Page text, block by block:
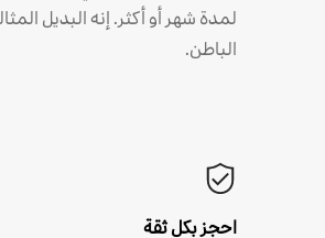
لمدة شهر أو أكثر. إنه البديل
الباطن.
احجز بكل ثقة